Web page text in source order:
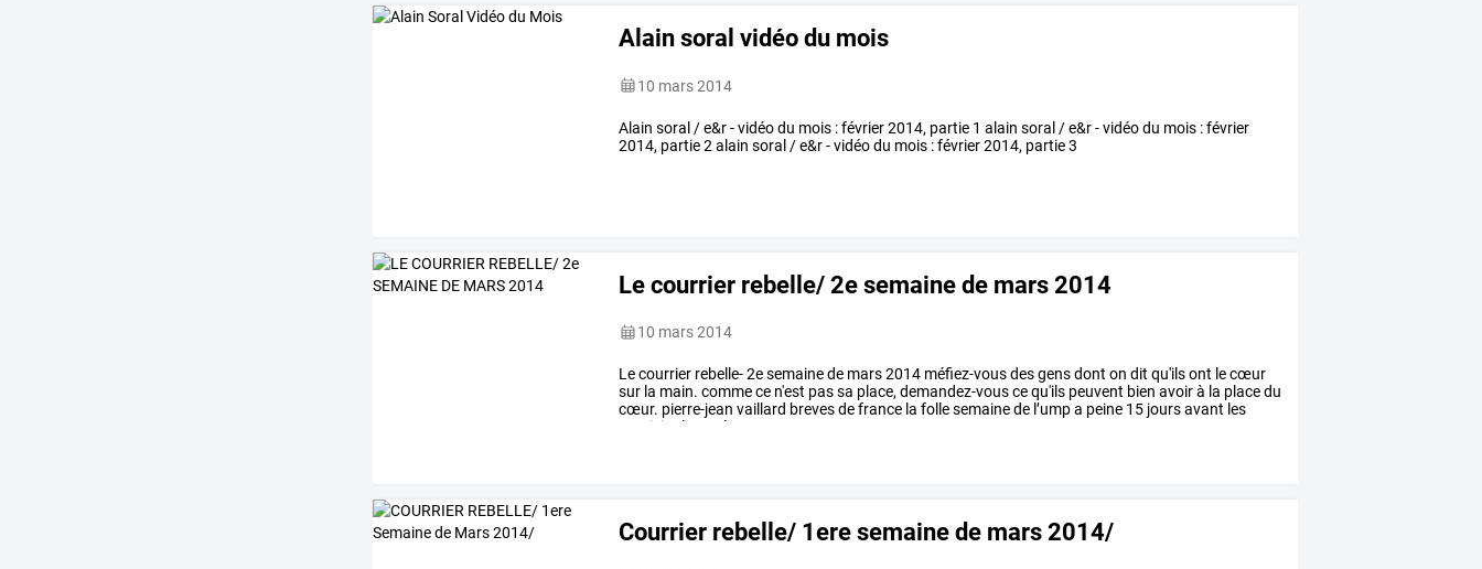
Alain soral vidéo du mois
10 mars 2014
Alain soral / e&r - vidéo du mois : février 2014, partie 1 alain soral / e&r - vidéo du mois : février
2014, partie 2 alain soral / e&r - vidéo du mois : février 2014, partie 3
Le courrier rebelle/ 2e semaine de mars 2014
10 mars 2014
Lecourrier rebelle-2esemainede mars2014 méfiez-vousdesgensdont on dit qu'ilsont lecœur
sur la main. commece n'est passa place,demandez-vouscequ'ils peuvent bien avoirà la placedu
cœur. pierre-jean vaillard brevesdefrance la follesemainede l’umpa peine 15 joursavant les
municipales,
la
Courrier rebelle/ 1ere semaine de mars 2014/